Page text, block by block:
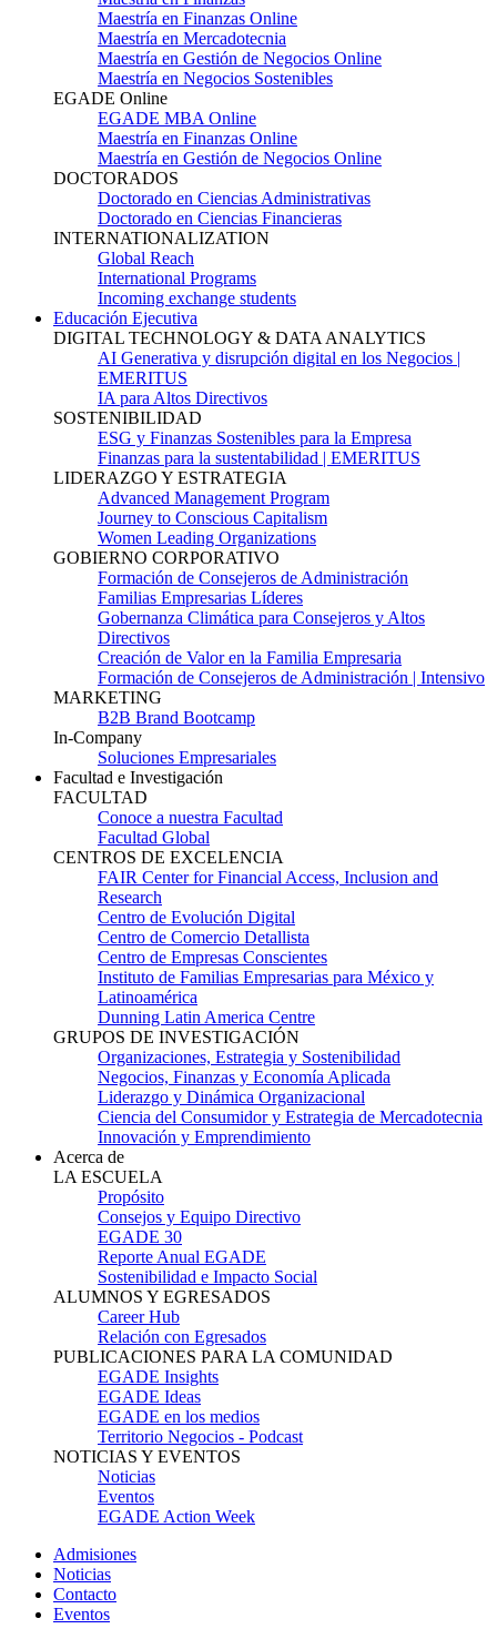
Maestría en Finanzas Online
Maestría en Mercadotecnia
Maestría en Gestión de Negocios Online
Maestría en Negocios Sostenibles
EGADE Online
EGADE MBA Online
Maestría en Finanzas Online
Maestría en Gestión de Negocios Online
DOCTORADOS
Doctorado en Ciencias Administrativas
Doctorado en Ciencias Financieras
INTERNATIONALIZATION
Global Reach
International Programs
Incoming exchange students
Educación Ejecutiva
DIGITAL TECHNOLOGY & DATA ANALYTICS
AI Generativa y disrupción digital en los Negocios |
EMERITUS
IA para Altos Directivos
SOSTENIBILIDAD
ESG y Finanzas Sostenibles para la Empresa
Finanzas para la sustentabilidad | EMERITUS
LIDERAZGO Y ESTRATEGIA
Advanced Management Program
Journey to Conscious Capitalism
Women Leading Organizations
GOBIERNO CORPORATIVO
Formación de Consejeros de Administración
Familias Empresarias Líderes
Gobernanza Climática para Consejeros y Altos
Directivos
Creación de Valor en la Familia Empresaria
Formación de Consejeros de Administración | Intensivo
MARKETING
B2B Brand Bootcamp
In-Company
Soluciones Empresariales
Facultad e Investigación
FACULTAD
Conoce a nuestra Facultad
Facultad Global
CENTROS DE EXCELENCIA
FAIR Center for Financial Access, Inclusion and
Research
Centro de Evolución Digital
Centro de Comercio Detallista
Centro de Empresas Conscientes
Instituto de Familias Empresarias para México y
Latinoamérica
Dunning Latin America Centre
GRUPOS DE INVESTIGACIÓN
Organizaciones, Estrategia y Sostenibilidad
Negocios, Finanzas y Economía Aplicada
Liderazgo y Dinámica Organizacional
Ciencia del Consumidor y Estrategia de Mercadotecnia
Innovación y Emprendimiento
Acerca de
LA ESCUELA
Propósito
Consejos y Equipo Directivo
EGADE 30
Reporte Anual EGADE
Sostenibilidad e Impacto Social
ALUMNOS Y EGRESADOS
Career Hub
Relación con Egresados
PUBLICACIONES PARA LA COMUNIDAD
EGADE Insights
EGADE Ideas
EGADE en los medios
Territorio Negocios - Podcast
NOTICIAS Y EVENTOS
Noticias
Eventos
EGADE Action Week
Admisiones
Noticias
Contacto
Eventos